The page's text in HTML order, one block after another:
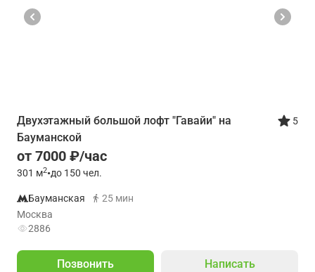
Двухэтажный большой лофт "Гавайи" на
Бауманской
от 7000 ₽/час
301 м2•до 150 чел.
5
Бауманская
25 мин
Москва
2886
Позвонить Написать